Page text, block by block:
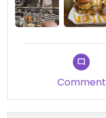
Comment